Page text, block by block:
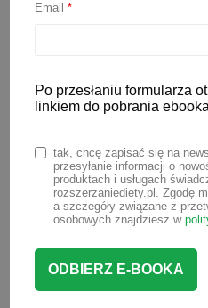
Jednak samo
przez malucha nie
natychmiast musisz
przecier z marchewki,
Warto zwrócić uwagę
maluszka. Aby
posiłków stałych
powinien wykazywać
gotowości do
Email*
Po przesłaniu formularza
linkiem do pobrania
tak, chcę zapisać się na
przesyłanie informacji o
produktach i usługach
rozszerzaniediety.pl. Zgodę
a szczegóły związane z
osobowych znajdziesz w